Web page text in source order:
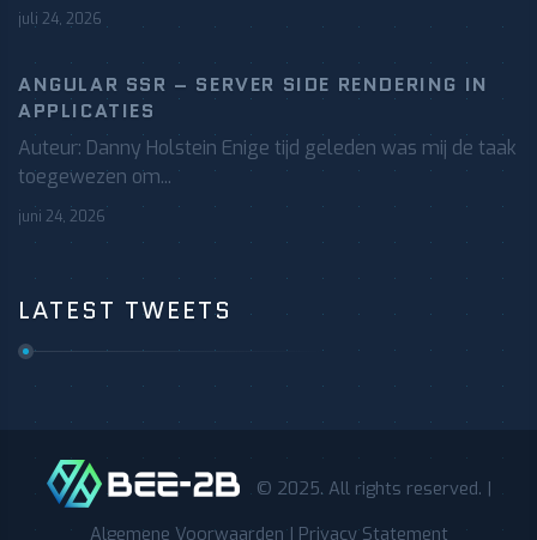
juli 24, 2026
ANGULAR SSR – SERVER SIDE RENDERING IN
APPLICATIES
Auteur: Danny Holstein Enige tijd geleden was mij de taak
toegewezen om...
juni 24, 2026
LATEST TWEETS
© 2025. All rights reserved. |
Algemene Voorwaarden| Privacy Statement